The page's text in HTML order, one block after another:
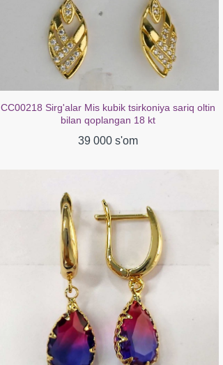
CC00218 Sirg'alar Mis kubik tsirkoniya sariq oltin
bilan qoplangan 18 kt
39 000 s'om